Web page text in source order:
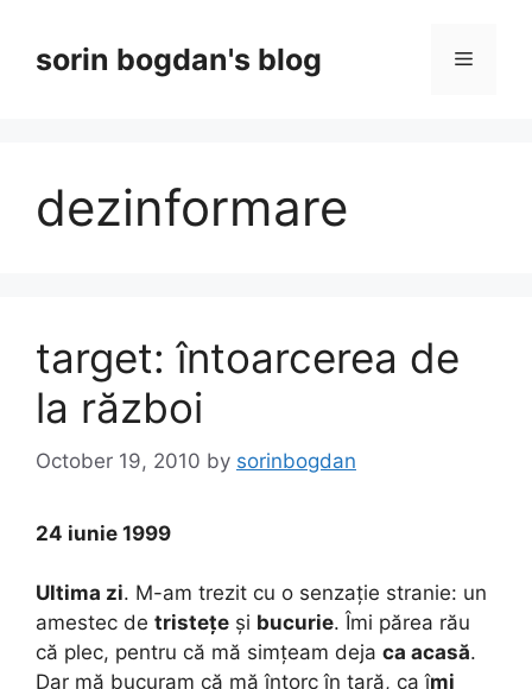
contentsorin bogdan's blog Menu
dezinformare
target: întoarcerea de
la război
October 19, 2010 by sorinbogdan
24 iunie 1999
Ultima zi. M-am trezit cu o senzație stranie: un
amestec de tristețe și bucurie. Îmi părea rău
că plec, pentru că mă simțeam deja ca acasă.
Dar mă bucuram că mă întorc în țară, ca îmi